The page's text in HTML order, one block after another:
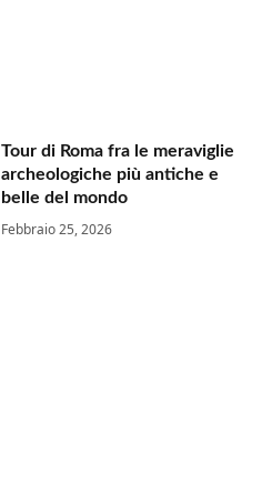
Tour di Roma fra le meraviglie
archeologiche più antiche e
belle del mondo
Febbraio 25, 2026